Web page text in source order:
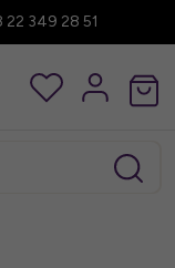
349 28 51